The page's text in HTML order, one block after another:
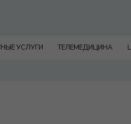
УСЛУГИ ТЕЛЕМЕДИЦИНА